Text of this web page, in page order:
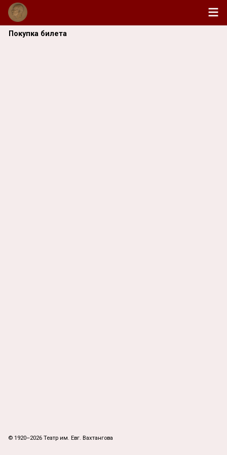
Покупка билета
© 1920–2026 Театр им. Евг. Вахтангова